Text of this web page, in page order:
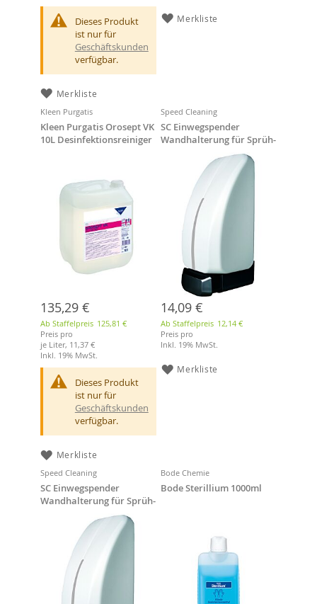
Dieses Produkt
ist nur für
Geschäftskunden
verfügbar.
Merkliste
Merkliste
Kleen Purgatis
Kleen Purgatis Orosept VK
10L Desinfektionsreiniger
135,29 €
Ab Staffelpreis 125,81 €
Preis pro
je Liter, 11,37 €
Inkl. 19% MwSt.
Dieses Produkt
ist nur für
Geschäftskunden
verfügbar.
Merkliste
Speed Cleaning
SC Einwegspender
Wandhalterung für Sprüh-
und Lotionpumpe,
14,09 €
Ab Staffelpreis 12,14 €
Preis pro
Inkl. 19% MwSt.
Merkliste
Speed Cleaning
SC Einwegspender
Wandhalterung für Sprüh-
und Lotionpumpe, weiß
Bode Chemie
Bode Sterillium 1000ml